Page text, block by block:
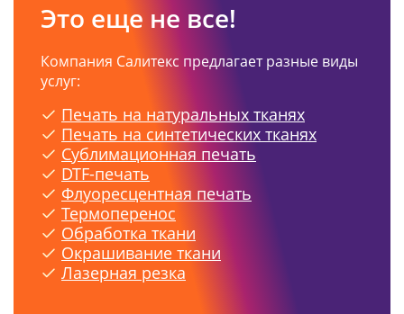
Это еще не все!
Компания Салитекс предлагает разные виды
услуг:
Печать на натуральных тканях
Печать на синтетических тканях
Сублимационная печать
DTF-печать
Флуоресцентная печать
Термоперенос
Обработка ткани
Окрашивание ткани
Лазерная резка